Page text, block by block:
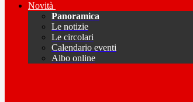
Novità
Panoramica
Le notizie
Le circolari
Calendario eventi
Albo online